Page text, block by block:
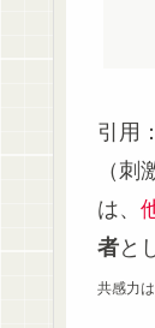
引用
（刺
は、
者と
共感力